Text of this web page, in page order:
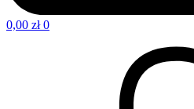
0,00 zł 0